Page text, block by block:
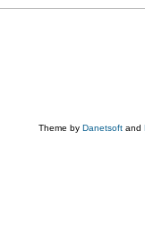
Theme by Danetsoft and